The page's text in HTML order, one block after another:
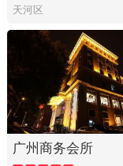
天河区
广州商务会所